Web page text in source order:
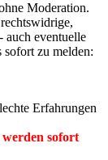
Moderation.
auch eventuelle
sofort zu melden:
Erfahrungen
sofort